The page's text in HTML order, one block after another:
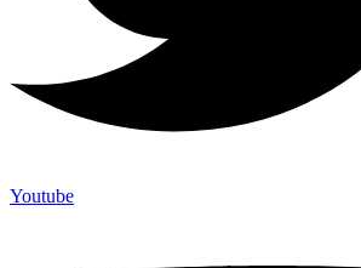
Youtube